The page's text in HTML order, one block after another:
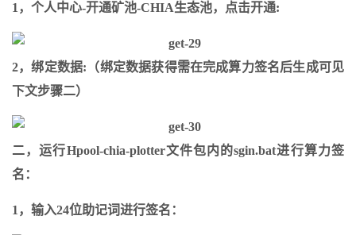
1，个人中心-开通矿池-CHIA生态池，点击开通:
2，绑定数据:（绑定数据获得需在完成算力签名后生成可见
下文步骤二）
二，运行Hpool-chia-plotter文件包内的sgin.bat进行算力签
名：
1，输入24位助记词进行签名：